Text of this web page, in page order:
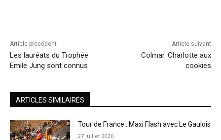
Article précédent
Les lauréats du Trophée
Emile Jung sont connus
Article suivant
Colmar. Charlotte aux
cookies
ARTICLES SIMILAIRES
Tour de France : Maxi Flash avec Le Gaulois
27 juillet 2026